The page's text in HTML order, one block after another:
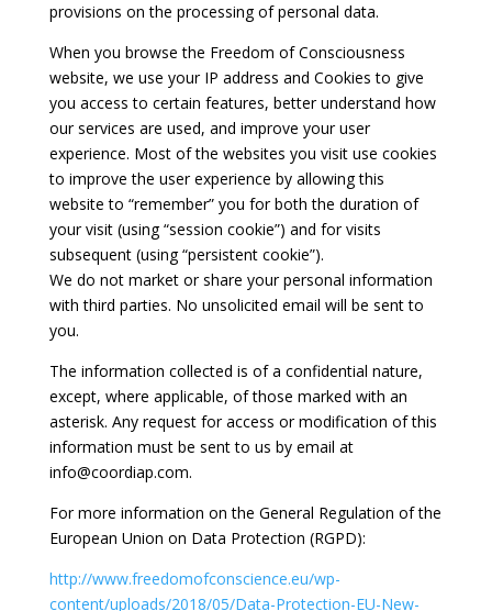
provisions on the processing of personal data.
When you browse the Freedom of Consciousness
website, we use your IP address and Cookies to give
you access to certain features, better understand how
our services are used, and improve your user
experience. Most of the websites you visit use cookies
to improve the user experience by allowing this
website to “remember” you for both the duration of
your visit (using “session cookie”) and for visits
subsequent (using “persistent cookie”).
We do not market or share your personal information
with third parties. No unsolicited email will be sent to
you.
The information collected is of a confidential nature,
except, where applicable, of those marked with an
asterisk. Any request for access or modification of this
information must be sent to us by email at
info@coordiap.com.
For more information on the General Regulation of the
European Union on Data Protection (RGPD):
http://www.freedomofconscience.eu/wp-
content/uploads/2018/05/Data-Protection-EU-New-